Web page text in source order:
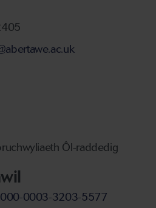
Ôl-raddedig
0003-3203-5577